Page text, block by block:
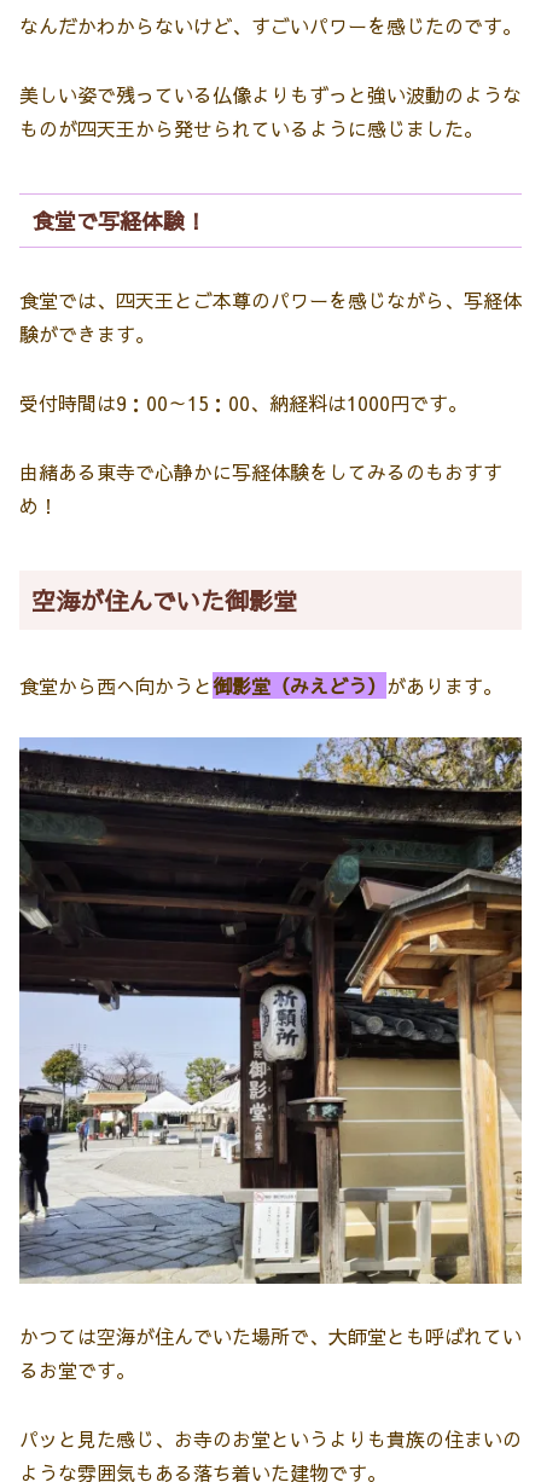
なんだかわからないけど、すごいパワーを感じたのです。
美しい姿で残っている仏像よりもずっと強い波動のような
ものが四天王から発せられているように感じました。
食堂で写経体験！
食堂では、四天王とご本尊のパワーを感じながら、写経体
験ができます。
受付時間は9：00～15：00、納経料は1000円です。
由緒ある東寺で心静かに写経体験をしてみるのもおすす
め！
空海が住んでいた御影堂
食堂から西へ向かうと御影堂（みえどう） があります。
かつては空海が住んでいた場所で、大師堂とも呼ばれてい
るお堂です。
パッと見た感じ、お寺のお堂というよりも貴族の住まいの
ような雰囲気もある落ち着いた建物です。